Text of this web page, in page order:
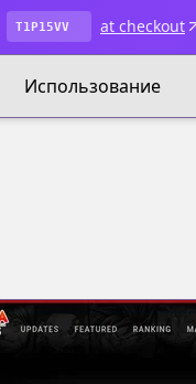
T1P15VV at checkout
Использование